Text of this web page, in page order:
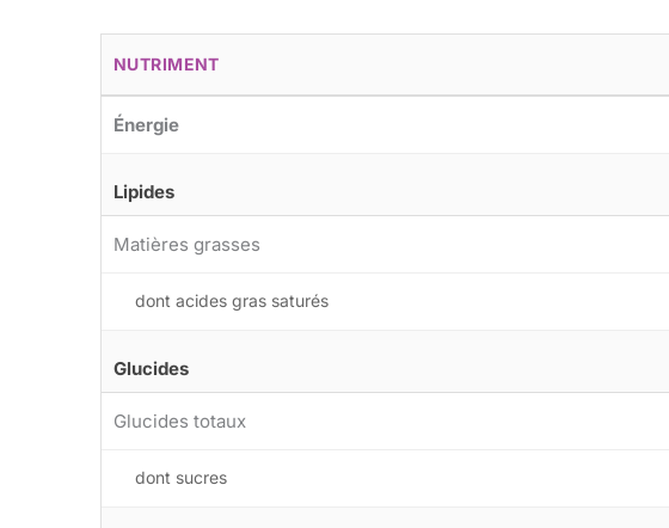
NUTRIMENT
Énergie
Lipides
Matières grasses
dont acides gras saturés
Glucides
Glucides totaux
dont sucres